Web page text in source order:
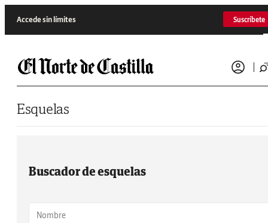
Accede sin límites Suscríbete
Esquelas
Buscador de esquelas